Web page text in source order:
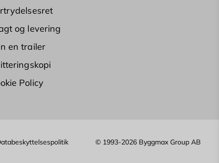
og levering
en trailer
Policy
© 1993-2026 Byggmax Group AB